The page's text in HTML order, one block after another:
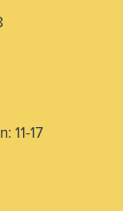
11-17